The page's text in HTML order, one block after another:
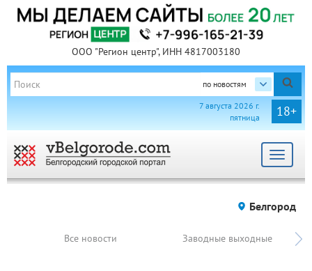
ООО "Регион центр", ИНН 4817003180
по новостям
18+
7 августа 2026 г.
пятница
Toggle
Белгород
Все новости Заводные выходные